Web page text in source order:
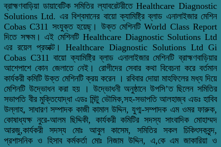
ব্রাহ্মণবাড়িয়া ডায়াবেটিক সমিতির ল্যাবরেটরীতে Healthcare Diagnostic
Solutions Ltd. এর বিশ্বমানের বায়ো ক্যামিষ্ট্রি ব্লাড এনালাইজার মেশিন
Cobas C311 সংযুক্ত হয়েছ্‌। উক্ত মেশিনটি World Class Report
দিতে সক্ষম। এই মেশিনটি Healthcare Diagnostic Solutions Ltd
এর রয়েল প্রডাক্ট। Healthcare Diagnostic Solutions Ltd Gi
Cobas C311 বায়ো ক্যামিষ্ট্রি ব্লাড এনালাইজার মেশিনটি ব্রাহ্মণবাড়িয়ার
আশেপাশে কোন জেলাতে নেই। রোগীদের সেবার কথা বিবেচনা করে বর্তমান
কার্যকরী কমিটি উক্ত মেশিনটি ক্রয় করেন । রবিবার দোয়া মাহফিলের মধ্য দিয়ে
মেশিনটি উদ্ভোধন করা হয় । উদ্ভোধনী অনুষ্ঠানে উপসি’ত ছিলেন সমিতির
সভাপতি বীর মুক্তিযোদ্ধা এডঃ মিন্টু ভৌমিক,সহ-সভাপতি আলহাজ্ব এডঃ হাবিব
উল্লাহ, সাধারণ সম্পাদক কাজী কামাল উদ্দিন, যুগ্ম-সম্পাদক এম ওমর ফারুক,
কোষাধ্যক্ষ নুরে-আলম ছিদ্দিকী, কার্যকরী কমিটির সদস্য সাংবাদিক মোহাম্মদ
আরজু,কার্যকরী সদস্য মোঃ আবুল কাসেম, সমিতির সকল চিকিৎসকবৃন্দ,
প্রশাসনিক ও হিসাব কর্মকর্তা মোঃ নিজাম উদ্দিন, এ,কে এম জাকারিয়া ও